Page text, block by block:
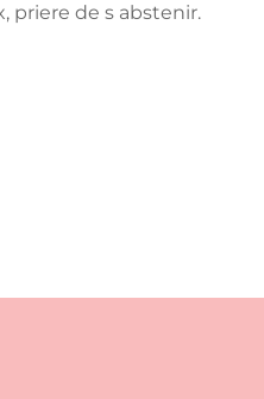
priere de s abstenir.